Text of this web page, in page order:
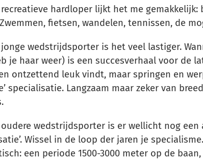
hardloper lijkt het me
fietsen, wandelen, tennissen, de
wedstrijdsporter is het veel lastiger.
je haar weer) is een succesverhaal voor de
ontzettend leuk vindt, maar springen en
specialisatie. Langzaam maar zeker van
wedstrijdsporter is er wellicht nog
Wissel in de loop der jaren je
een periode 1500-3000 meter op de